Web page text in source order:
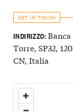
GET IN TOUCH
INDIRIZZO:Banca
Torre, SP32,
CN, Italia